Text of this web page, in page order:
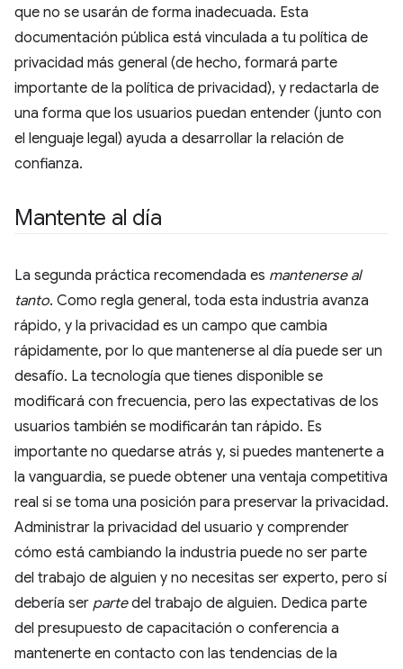
que no se usarán de forma inadecuada. Esta
documentación pública está vinculada a tu política de
privacidad más general (de hecho, formará parte
importante de la política de privacidad), y redactarla de
una forma que los usuarios puedan entender (junto con
el lenguaje legal) ayuda a desarrollar la relación de
confianza.
Mantente al día
La segunda práctica recomendada es mantenerse al
tanto. Como regla general, toda esta industria avanza
rápido, y la privacidad es un campo que cambia
rápidamente, por lo que mantenerse al día puede ser un
desafío. La tecnología que tienes disponible se
modificará con frecuencia, pero las expectativas de los
usuarios también se modificarán tan rápido. Es
importante no quedarse atrás y, si puedes mantenerte a
la vanguardia, se puede obtener una ventaja competitiva
real si se toma una posición para preservar la privacidad.
Administrar la privacidad del usuario y comprender
cómo está cambiando la industria puede no ser parte
del trabajo de alguien y no necesitas ser experto, pero sí
debería ser partedel trabajo de alguien. Dedica parte
del presupuesto de capacitación o conferencia a
mantenerte en contacto con las tendencias de la